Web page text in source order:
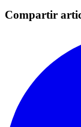
Compartir